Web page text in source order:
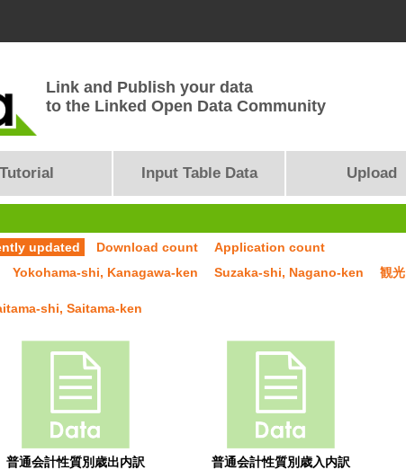
Link and Publish your data
to the Linked Open Data Community
Tutorial Input Table Data Upload
updated Download count Application count
Yokohama-shi, Kanagawa-ken Suzaka-shi, Nagano-ken 観光
shi, Saitama-ken
普通会計性質別歳出内訳 普通会計性質別歳入内訳